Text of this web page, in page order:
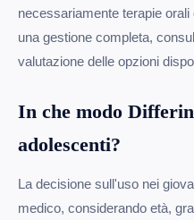
necessariamente terapie
una gestione completa,
valutazione delle opzioni
In che modo
adolescenti?
La decisione sull'uso nei
medico, considerando età,